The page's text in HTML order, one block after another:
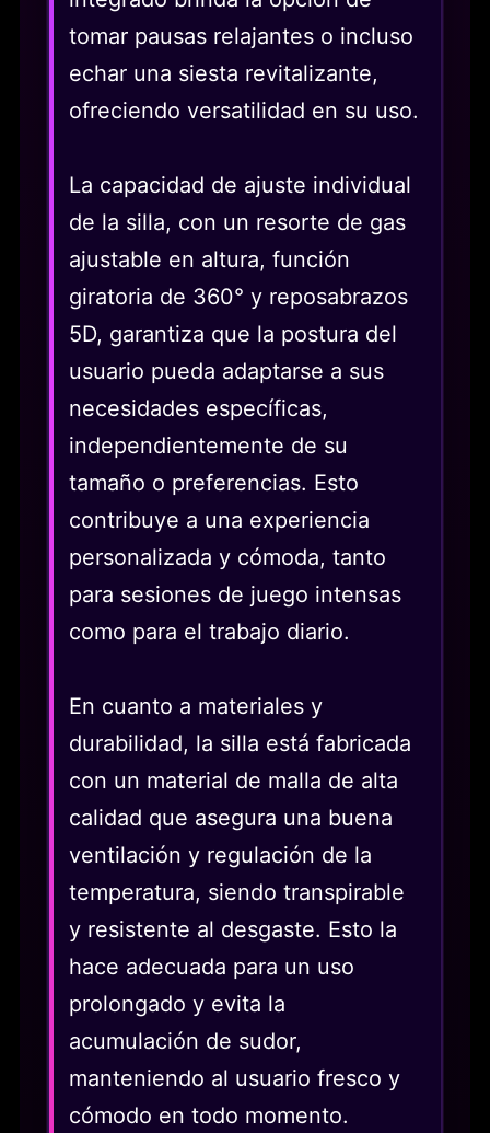
tomar pausas relajantes o incluso
echar una siesta revitalizante,
ofreciendo versatilidad en su uso.
La capacidad de ajuste individual
de la silla, con un resorte de gas
ajustable en altura, función
giratoria de 360° y reposabrazos
5D, garantiza que la postura del
usuario pueda adaptarse a sus
necesidades específicas,
independientemente de su
tamaño o preferencias. Esto
contribuye a una experiencia
personalizada y cómoda, tanto
para sesiones de juego intensas
como para el trabajo diario.
En cuanto a materiales y
durabilidad, la silla está fabricada
con un material de malla de alta
calidad que asegura una buena
ventilación y regulación de la
temperatura, siendo transpirable
y resistente al desgaste. Esto la
hace adecuada para un uso
prolongado y evita la
acumulación de sudor,
manteniendo al usuario fresco y
cómodo en todo momento.